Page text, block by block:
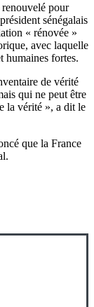
pour
sénégalais
« rénovée »
avec laquelle
humaines fortes.
de vérité
qui ne peut être
la vérité », a dit le
que la France